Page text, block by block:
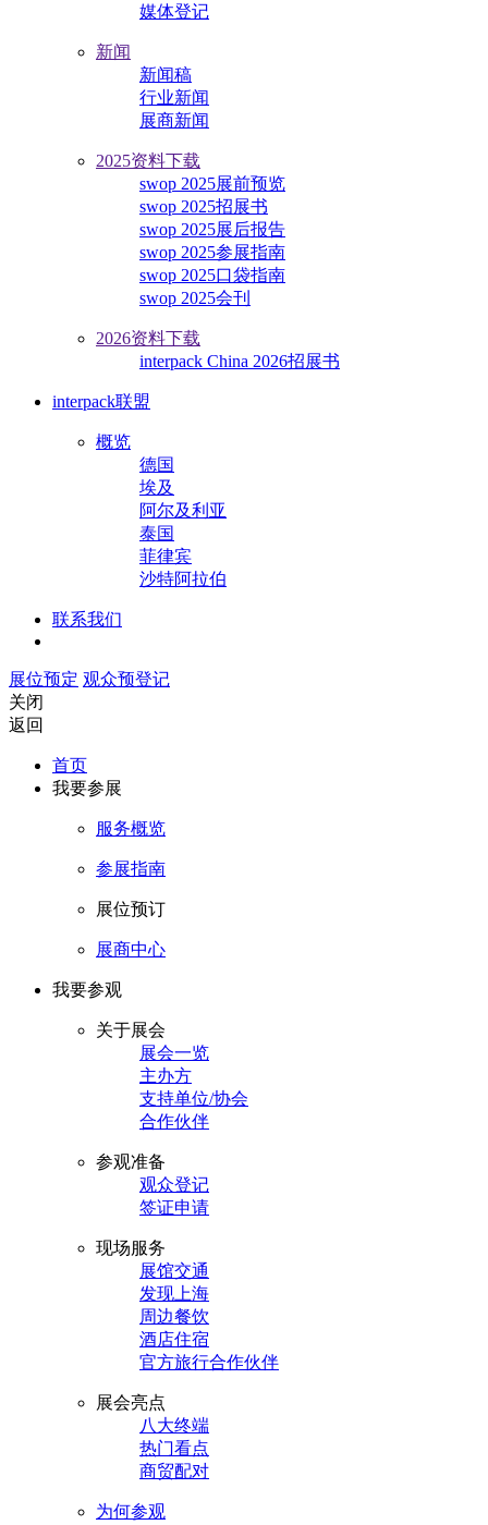
媒体登记
新闻
新闻稿
行业新闻
展商新闻
2025资料下载
swop 2025展前预览
swop 2025招展书
swop 2025展后报告
swop 2025参展指南
swop 2025口袋指南
swop 2025会刊
2026资料下载
interpack China 2026招展书
interpack联盟
概览
德国
埃及
阿尔及利亚
泰国
菲律宾
沙特阿拉伯
联系我们
展位预定 观众预登记
关闭
返回
首页
我要参展
服务概览
参展指南
展位预订
展商中心
我要参观
关于展会
展会一览
主办方
支持单位/协会
合作伙伴
参观准备
观众登记
签证申请
现场服务
展馆交通
发现上海
周边餐饮
酒店住宿
官方旅行合作伙伴
展会亮点
八大终端
热门看点
商贸配对
为何参观